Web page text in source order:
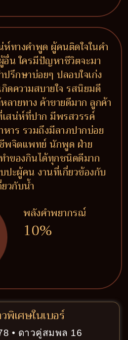
ห์ทางคำพูด ผู้คนติดใจในคำ
อื่น ใครมีปัญหาชีวิตจะมา
รึกษาบ่อยๆ ปลอบใจเก่ง
ดความสบายใจ รสนิยมดี
ลายทาง ค้าขายดีมาก ลูกค้า
สน่ห์ที่ปาก มีพรสวรรค์
หาร รวมถึงมีลาภปากบ่อย
พจิตแพทย์ นักพูด ฝ่าย
ำของกินได้ทุกชนิดดีมาก
ปะผู้คน งานที่เกี่ยวข้องกับ
วกับน้ำ
พลังคำพยากรณ์
10%
พิเศษในเบอร์
• ดาวคู่สมพล 16